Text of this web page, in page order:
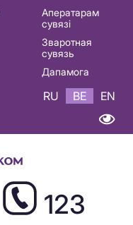
Аператарам
сувязі
Зваротная
сувязь
Дапамога
RU BE EN
123